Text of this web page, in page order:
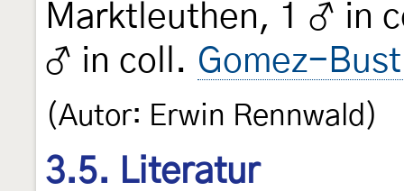
Marktleuthen, 1 ♂ in
♂ in coll. Gomez-
(Autor: Erwin Rennwald)
3.5. Literatur